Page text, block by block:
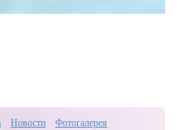
Новости
Фотогалерея